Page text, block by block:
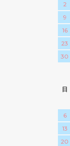
2
9
16
23
30
日
6
13
20